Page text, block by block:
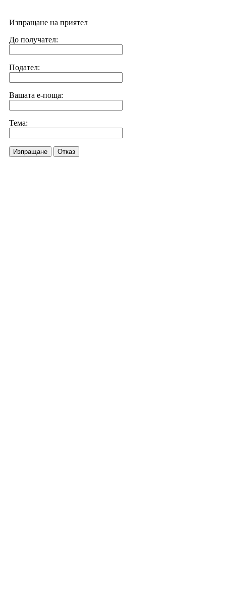
Изпращане на приятел
До получател:
Подател:
Вашата е-поща:
Тема:
Изпращане Отказ